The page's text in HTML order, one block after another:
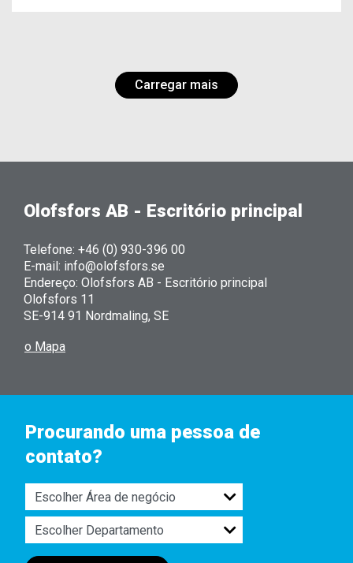
Carregar mais
Olofsfors AB - Escritório principal
Telefone: +46 (0) 930-396 00
E-mail: info@olofsfors.se
Endereço: Olofsfors AB - Escritório principal
Olofsfors 11
SE-914 91 Nordmaling, SE
o Mapa
Procurando uma pessoa de
contato?